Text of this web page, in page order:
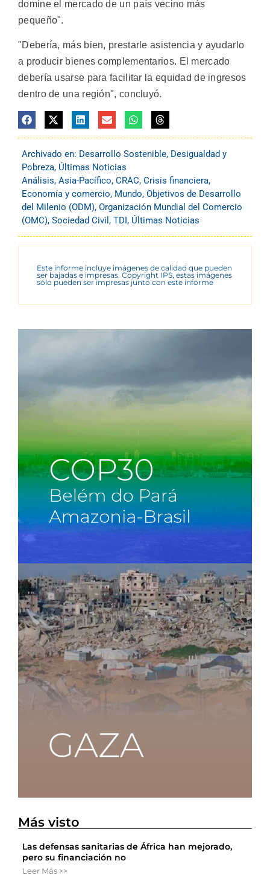
domine el mercado de un país vecino más
pequeño".
"Debería, más bien, prestarle asistencia y ayudarlo
a producir bienes complementarios. El mercado
debería usarse para facilitar la equidad de ingresos
dentro de una región", concluyó.
Archivado en: Desarrollo Sostenible, Desigualdad y
Pobreza, Últimas Noticias
Análisis, Asia-Pacífico, CRAC, Crisis financiera,
Economía y comercio, Mundo, Objetivos de Desarrollo
del Milenio (ODM), Organización Mundial del Comercio
(OMC), Sociedad Civil , TDI, Últimas Noticias
Este informe incluye imágenes de calidad que pueden
ser bajadas e impresas. Copyright IPS, estas imágenes
sólo pueden ser impresas junto con este informe
Más visto
Las defensas sanitarias de África han mejorado,
pero su financiación no
Leer Más >>